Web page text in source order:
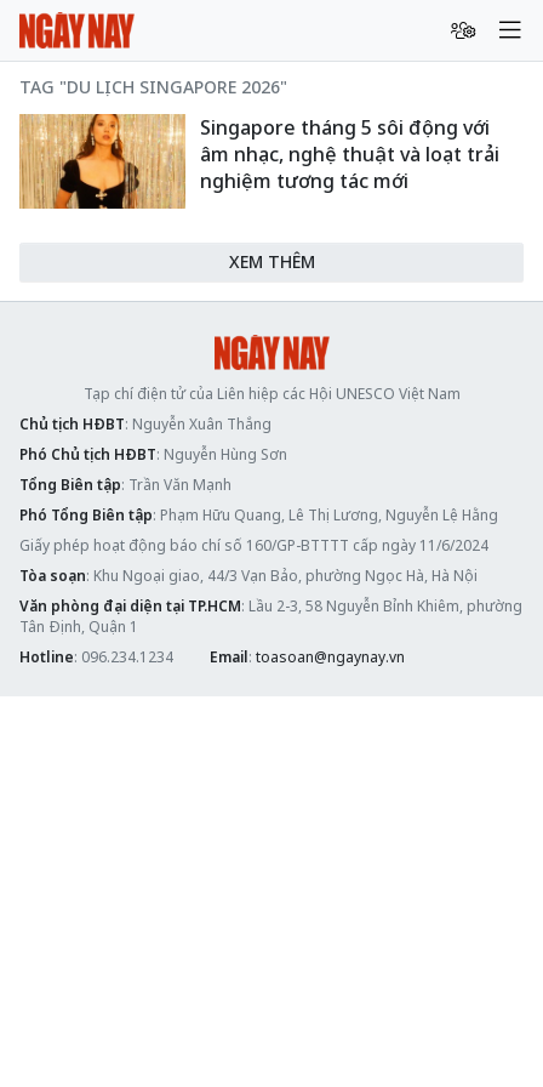
TAG "DU LỊCH SINGAPORE 2026"
Singapore tháng 5 sôi động với
âm nhạc, nghệ thuật và loạt trải
nghiệm tương tác mới
XEM THÊM
Tạp chí điện tử của Liên hiệp các Hội UNESCO Việt Nam
Chủ tịch HĐBT: Nguyễn Xuân Thắng
Phó Chủ tịch HĐBT: Nguyễn Hùng Sơn
Tổng Biên tập: Trần Văn Mạnh
Phó Tổng Biên tập: Phạm Hữu Quang, Lê Thị Lương, Nguyễn Lệ Hằng
Giấy phép hoạt động báo chí số 160/GP-BTTTT cấp ngày 11/6/2024
Tòa soạn: Khu Ngoại giao, 44/3 Vạn Bảo, phường Ngọc Hà, Hà Nội
Văn phòng đại diện tại TP.HCM: Lầu 2-3, 58 Nguyễn Bỉnh Khiêm, phường
Tân Định, Quận 1
Hotline: 096.234.1234 Email: toasoan@ngaynay.vn